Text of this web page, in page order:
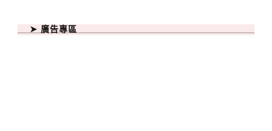
➤ 廣告專區